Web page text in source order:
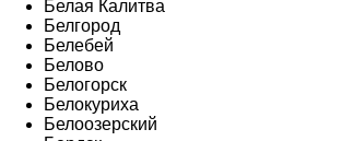
Белая Калитва
Белгород
Белебей
Белово
Белогорск
Белокуриха
Белоозерский